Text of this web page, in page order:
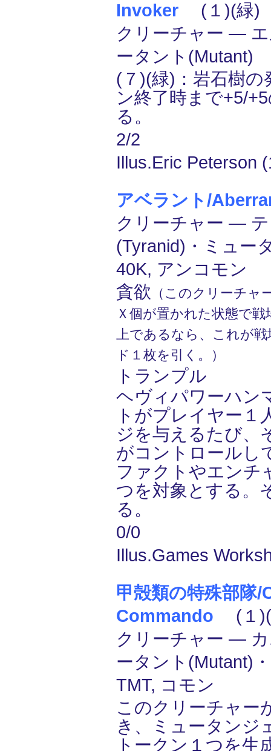
Invoker (１)(緑)
クリーチャー ―
ータント(Mutant)
(７)(緑)：岩石樹の
ン終了時まで+5/
る。
2/2
Illus.Eric Peterson
アベラント/
クリーチャー ―
(Tyranid)・ミュ
40K, アンコモン
貪欲 （このクリーチャ
Ｘ個が置かれた状態で
上であるなら、これが
ド１枚を引く。）
トランプル
ヘヴィパワーハン
トがプレイヤー１
ジを与えるたび、
がコントロールし
ファクトやエンチ
つを対象とする。
る。
0/0
Illus.Games
甲殻類の特殊部隊
Commando (１)(
クリーチャー ―
ータント(Mutant)
TMT, コモン
このクリーチャー
き、ミュータンジ
トークン１つを生